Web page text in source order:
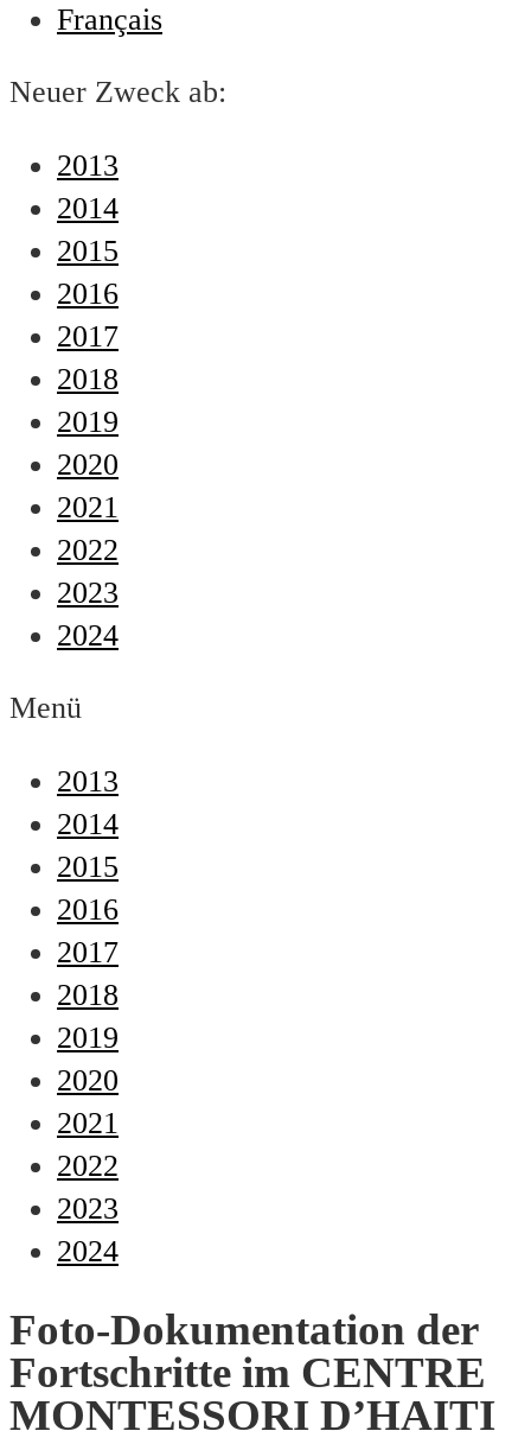
Français
Neuer Zweck ab:
2013
2014
2015
2016
2017
2018
2019
2020
2021
2022
2023
2024
Menü
2013
2014
2015
2016
2017
2018
2019
2020
2021
2022
2023
2024
Foto-Dokumentation der
Fortschritte im CENTRE
MONTESSORI D’HAITI